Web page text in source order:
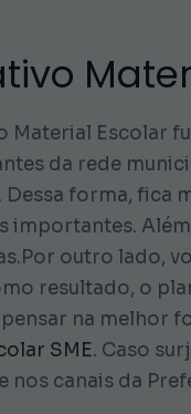
Material Escolar
da rede
Dessa forma, fica
importantes.
outro lado,
resultado, o
na melhor
SME. Caso
nos canais da